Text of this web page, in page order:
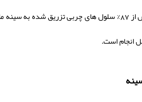
هایی با ظاهری طبیعی و با ماندگاری بالا داشته
انجام است.